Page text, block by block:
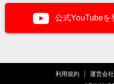
公式YouTubeを
利用規約 運営会社